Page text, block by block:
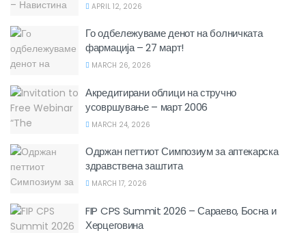
APRIL 12, 2026
Го одбележуваме денот на болничката
фармациjа – 27 март!
MARCH 26, 2026
Акредитирани облици на стручно
усовршување – март 2006
MARCH 24, 2026
Одржан петтиот Симпозиум за аптекарска
здравствена заштита
MARCH 17, 2026
FIP CPS Summit 2026 – Сараево, Босна и
Херцеговина